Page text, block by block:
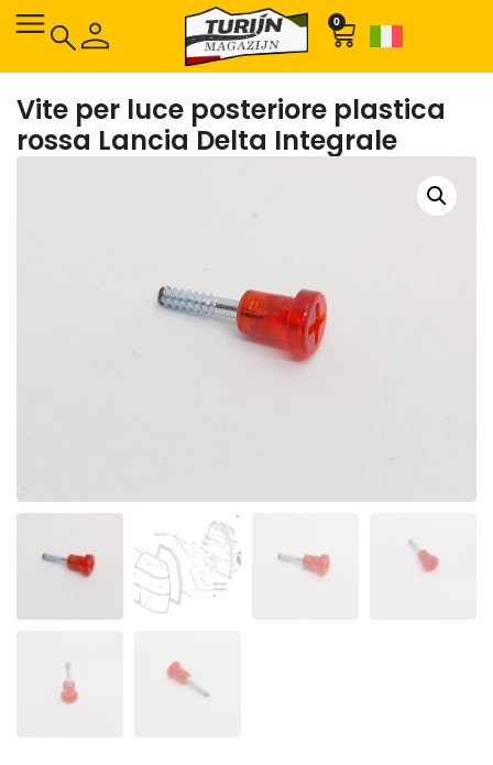
0
Vite per luce posteriore plastica
rossa Lancia Delta Integrale